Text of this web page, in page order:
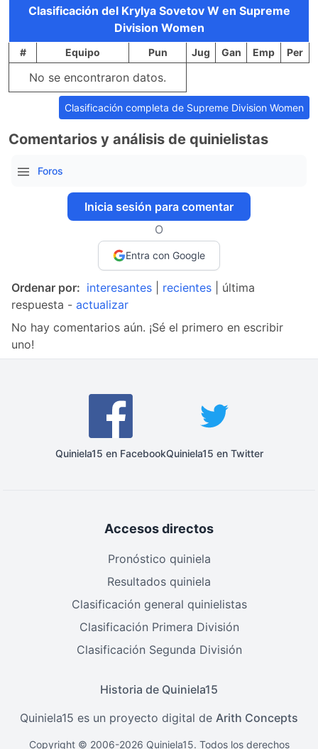
Clasificación del Krylya Sovetov W en Supreme
Division Women
# Equipo Pun Jug Gan Emp Per
No se encontraron datos.
Clasificación completa de Supreme Division Women
Comentarios y análisis de quinielistas
Foros
Inicia sesión para comentar
O
Entra con Google
Ordenar por: interesantes recientes | última
respuesta - actualizar
No hay comentarios aún. ¡Sé el primero en escribir
uno!
Quiniela15 en FacebookQuiniela15 en Twitter
Accesos directos
Pronóstico quiniela
Resultados quiniela
Clasificación general quinielistas
Clasificación Primera División
Clasificación Segunda División
Historia de Quiniela15
Quiniela15 es un proyecto digital de Arith Concepts
Copyright © 2006-2026 Quiniela15. Todos los derechos